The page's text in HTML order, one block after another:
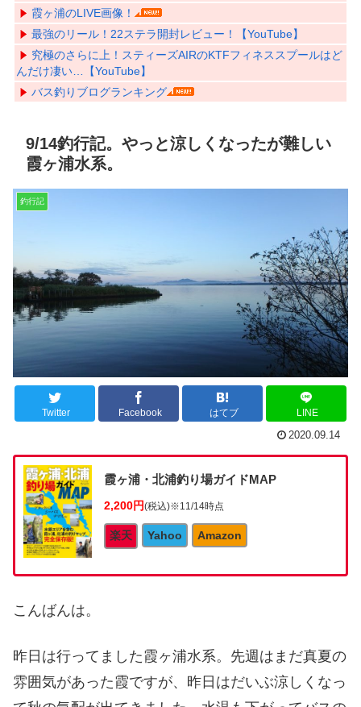
霞ヶ浦のLIVE画像！
最強のリール！22ステラ開封レビュー！【YouTube】
究極のさらに上！スティーズAIRのKTFフィネススプールはど
んだけ凄い…【YouTube】
バス釣りブログランキング
9/14釣行記。やっと涼しくなったが難しい
霞ヶ浦水系。
釣行記
Twitter Facebook はてブ LINE
2020.09.14
霞ヶ浦・北浦釣り場ガイドMAP
2,200円(税込)※11/14時点
楽天 Yahoo Amazon
こんばんは。
昨日は行ってました霞ヶ浦水系。先週はまだ真夏の
雰囲気があった霞ですが、昨日はだいぶ涼しくなっ